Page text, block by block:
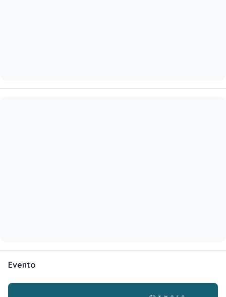
Evento